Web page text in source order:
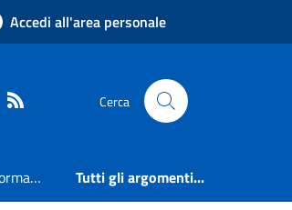
Accedi all'area personale
Faceboook Cerca
Accesso all'informazione Tutti gli argomenti...